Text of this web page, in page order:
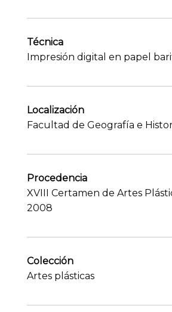
Técnica
Impresión digital en papel
Localización
Facultad de Geografía e
Procedencia
XVIII Certamen de Artes
2008
Colección
Artes plásticas